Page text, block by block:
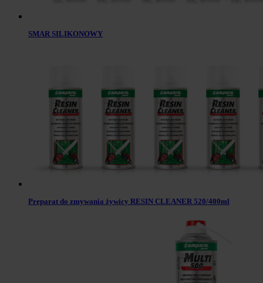
SMAR SILIKONOWY
Preparat do zmywania żywicy RESIN CLEANER 520/400ml